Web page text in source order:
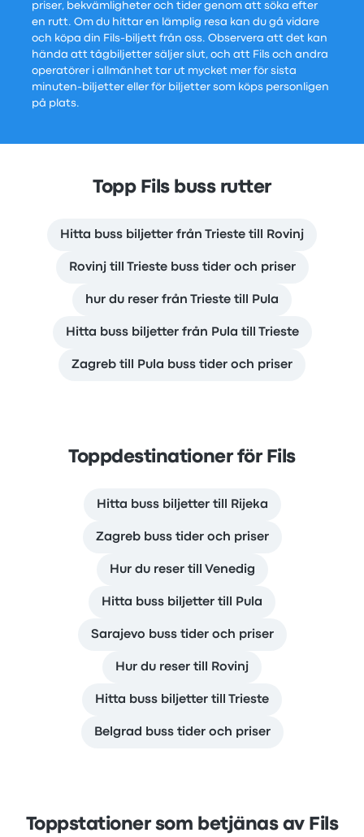
priser, bekvämligheter och tider genom att söka efter
en rutt. Om du hittar en lämplig resa kan du gå vidare
och köpa din Fils-biljett från oss. Observera att det kan
hända att tågbiljetter säljer slut, och att Fils och andra
operatörer i allmänhet tar ut mycket mer för sista
minuten-biljetter eller för biljetter som köps personligen
på plats.
Topp Fils buss rutter
Hitta buss biljetter från Trieste till Rovinj
Rovinj till Trieste buss tider och priser
hur du reser från Trieste till Pula
Hitta buss biljetter från Pula till Trieste
Zagreb till Pula buss tider och priser
Toppdestinationer för Fils
Hitta buss biljetter till Rijeka
Zagreb buss tider och priser
Hur du reser till Venedig
Hitta buss biljetter till Pula
Sarajevo buss tider och priser
Hur du reser till Rovinj
Hitta buss biljetter till Trieste
Belgrad buss tider och priser
Toppstationer som betjänas av Fils